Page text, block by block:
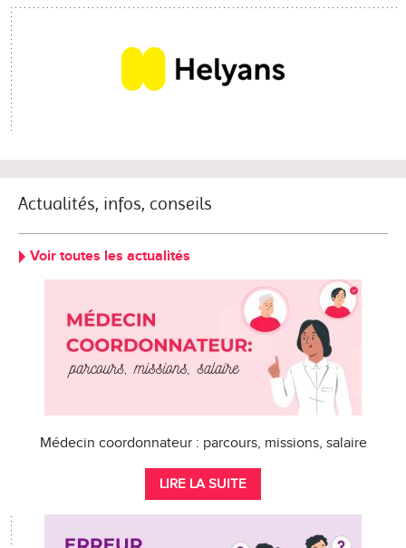
Actualités, infos, conseils
Voir toutes les actualités
Médecin coordonnateur : parcours, missions, salaire
LIRE LA SUITE